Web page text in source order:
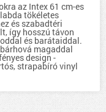
az Intex 61 cm-es
tökéletes
és szabadtéri
így hosszú távon
és barátaiddal.
magaddal
design -
strapabíró vinyl